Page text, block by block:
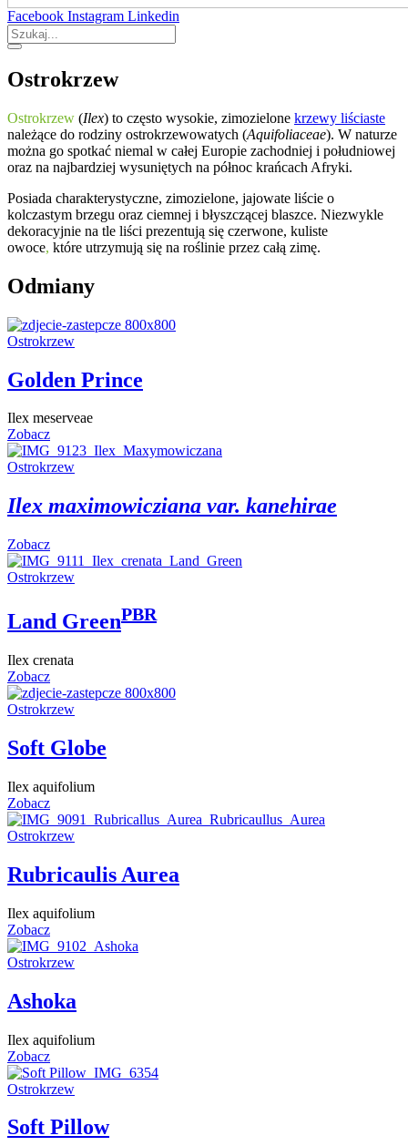
Facebook Instagram Linkedin
Ostrokrzew
Ostrokrzew (Ilex) to często wysokie, zimozielone krzewy liściaste
należące do rodziny ostrokrzewowatych (Aquifoliaceae). W naturze
można go spotkać niemal w całej Europie zachodniej i południowej
oraz na najbardziej wysuniętych na północ krańcach Afryki.
Posiada charakterystyczne, zimozielone, jajowate liście o
kolczastym brzegu oraz ciemnej i błyszczącej blaszce. Niezwykle
dekoracyjnie na tle liści prezentują się czerwone, kuliste
owoce, które utrzymują się na roślinie przez całą zimę.
Odmiany
Ostrokrzew
Golden Prince
Ilex meserveae
Zobacz
Ostrokrzew
Ilex maximowicziana var. kanehirae
Zobacz
Ostrokrzew
Land GreenPBR
Ilex crenata
Zobacz
Ostrokrzew
Soft Globe
Ilex aquifolium
Zobacz
Ostrokrzew
Rubricaulis Aurea
Ilex aquifolium
Zobacz
Ostrokrzew
Ashoka
Ilex aquifolium
Zobacz
Ostrokrzew
Soft Pillow